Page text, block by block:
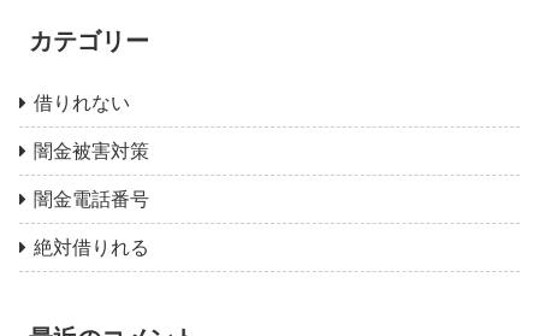
カテゴリー
借りれない
闇金被害対策
闇金電話番号
絶対借りれる